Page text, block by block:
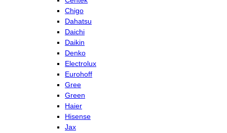
Chigo
Dahatsu
Daichi
Daikin
Denko
Electrolux
Eurohoff
Gree
Green
Haier
Hisense
Jax